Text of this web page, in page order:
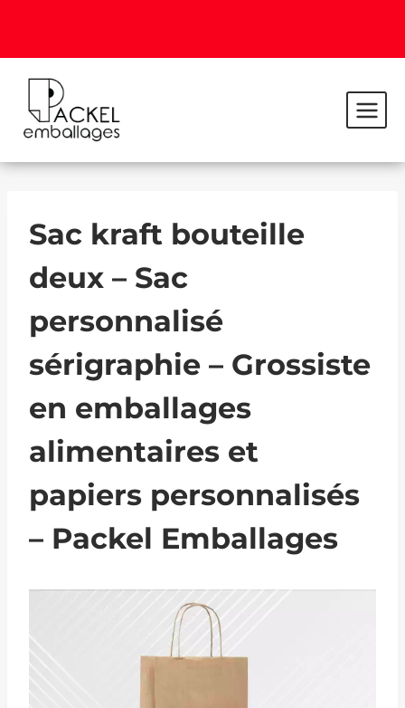
Sac kraft bouteille
deux – Sac
personnalisé
sérigraphie – Grossiste
en emballages
alimentaires et
papiers personnalisés
– Packel Emballages